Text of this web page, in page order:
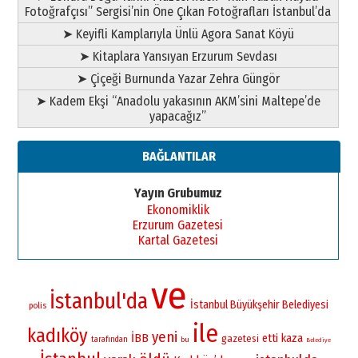
Fotoğrafçısı” Sergisi’nin Öne Çıkan Fotoğrafları İstanbul’da
➤ Keyifli Kamplarıyla Ünlü Agora Sanat Köyü
➤ Kitaplara Yansıyan Erzurum Sevdası
➤ Çiçeği Burnunda Yazar Zehra Güngör
➤ Kadem Ekşi “Anadolu yakasının AKM’sini Maltepe’de
yapacağız”
BAĞLANTILAR
Yayın Grubumuz
Ekonomiklik
Erzurum Gazetesi
Kartal Gazetesi
polis İstanbul'dave İstanbul Büyükşehir Belediyesi
kadıköy tarafından İBB yeni bu ile gazetesi etti kaza Belediye